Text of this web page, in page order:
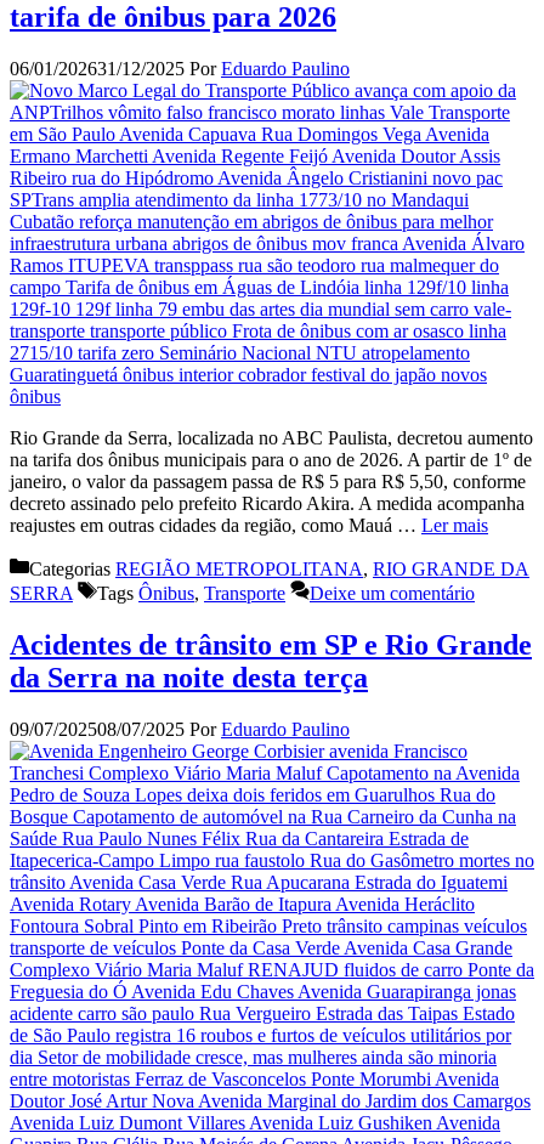
tarifa de ônibus para 2026
06/01/202631/12/2025 PorEduardo Paulino
Rio Grande da Serra, localizada no ABC Paulista, decretou aumento
na tarifa dos ônibus municipais para o ano de 2026. A partir de 1º de
janeiro, o valor da passagem passa de R$ 5 para R$ 5,50, conforme
decreto assinado pelo prefeito Ricardo Akira. A medida acompanha
reajustes em outras cidades da região, como Mauá … Ler mais
Categorias REGIÃO METROPOLITANA, RIO GRANDE DA
SERRA
Tags Ônibus, Transporte Deixe um comentário
Acidentes de trânsito em SP e Rio Grande
da Serra na noite desta terça
09/07/202508/07/2025 PorEduardo Paulino